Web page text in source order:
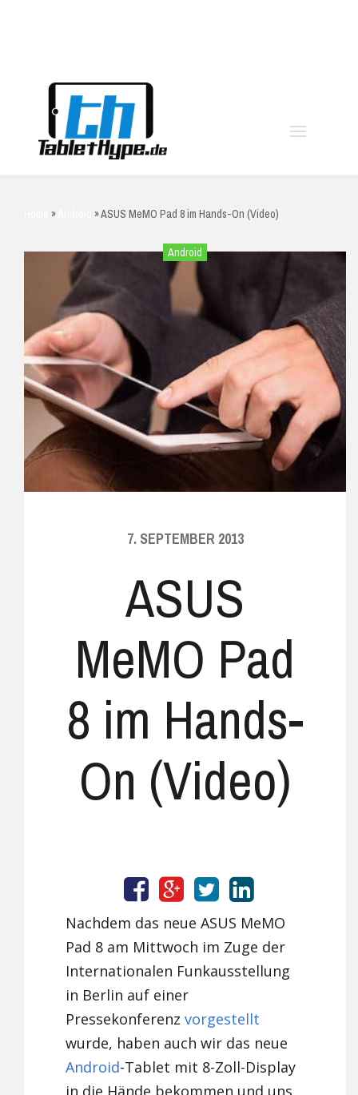
» »ASUS MeMO Pad 8 im Hands-On (Video)
Android
7. SEPTEMBER 2013
ASUS
MeMO Pad
8 im Hands-
On (Video)
Nachdem das neue ASUS MeMO
Pad 8 am Mittwoch im Zuge der
Internationalen Funkausstellung
in Berlin auf einer
Pressekonferenzvorgestellt
wurde, haben auch wir das neue
Android-Tablet mit 8-Zoll-Display
in die Hände bekommen und uns